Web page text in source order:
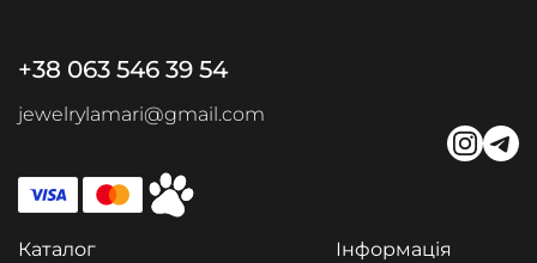
+38 063 546 39 54
jewelrylamari@gmail.com
Каталог Інформація